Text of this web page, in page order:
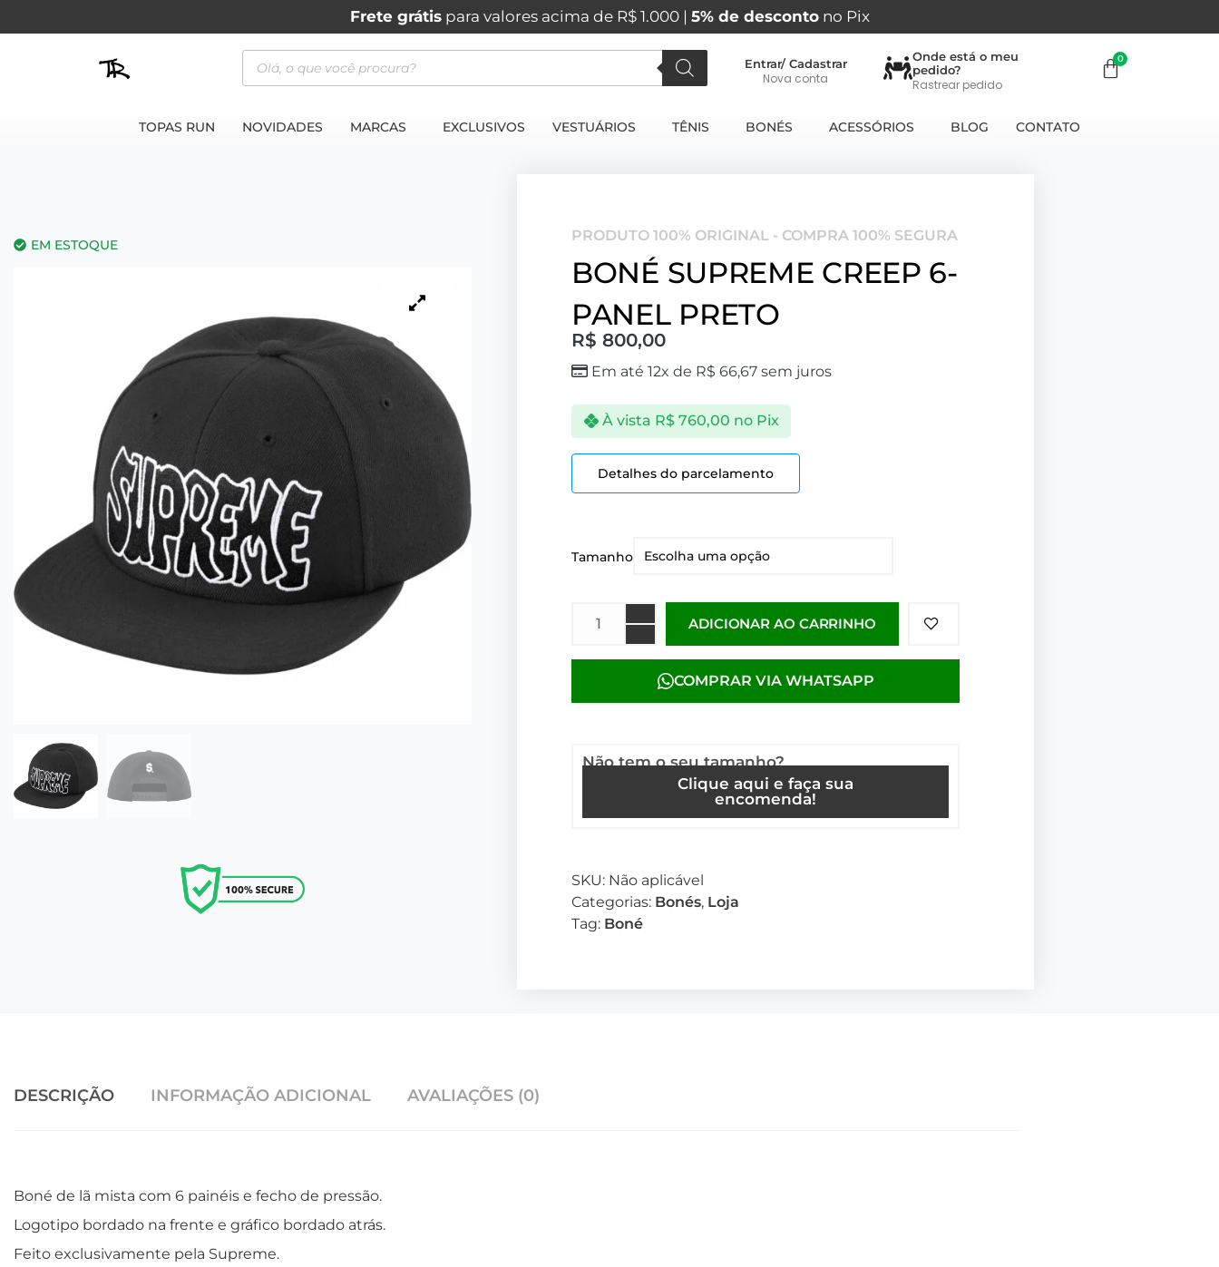
Frete grátispara valores acima de R$ 1.000 | 5% de descontono Pix
Entrar/ Cadastrar
Nova conta
Onde está o meu
pedido?
Rastrear pedido
TOPAS RUN NOVIDADES MARCAS EXCLUSIVOS VESTUÁRIOS TÊNIS BONÉS ACESSÓRIOS BLOG CONTATO
EM ESTOQUE
PRODUTO 100% ORIGINAL - COMPRA 100% SEGURA
BONÉ SUPREME CREEP 6-
PANEL PRETO
R$ 800,00
Em até 12x de R$ 66,67 sem juros
À vista R$760,00 no Pix
Detalhes do parcelamento
Tamanho
ADICIONAR AO CARRINHO
COMPRAR VIA WHATSAPP
Não tem o seu tamanho?
Clique aqui e faça sua
encomenda!
SKU: Não aplicável
Categorias: Bonés, Loja
Tag: Boné
DESCRIÇÃO INFORMAÇÃO ADICIONAL AVALIAÇÕES (0)
Boné de lã mista com 6 painéis e fecho de pressão.
Logotipo bordado na frente e gráfico bordado atrás.
Feito exclusivamente pela Supreme.